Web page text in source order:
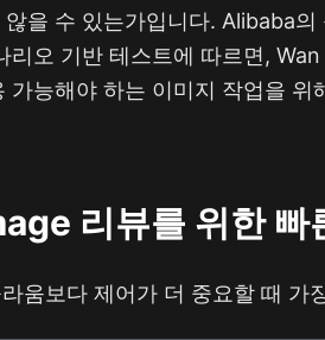
을 수 있는가입니다. Alibaba의
리오 기반 테스트에 따르면,
가능해야 하는 이미지 작업을 위
리뷰를 위한 빠
움보다 제어가 더 중요할 때 가